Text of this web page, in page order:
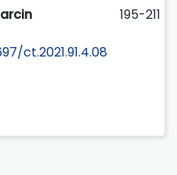
195-211
ct.2021.91.4.08